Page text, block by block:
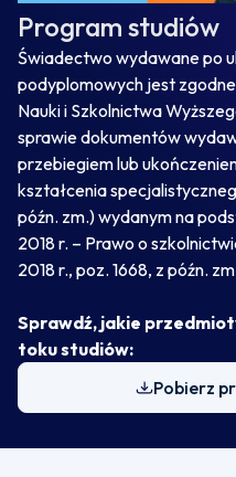
Program studiów
Świadectwo wydawane po
podyplomowych jest
Nauki i Szkolnictwa
sprawie dokumentów
przebiegiem lub
kształcenia
późn. zm.) wydanym na
2018 r. – Prawo o
2018 r., poz. 1668, z późn.
Sprawdź, jakie
toku studiów:
Pobierz